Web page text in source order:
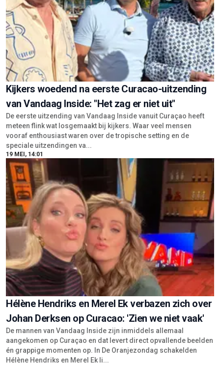
Kijkers woedend na eerste Curacao-uitzending
van Vandaag Inside: "Het zag er niet uit"
De eerste uitzending van Vandaag Inside vanuit Curaçao heeft
meteen flink wat losgemaakt bij kijkers. Waar veel mensen
vooraf enthousiast waren over de tropische setting en de
speciale uitzendingen va...
19 MEI, 14:01
Hélène Hendriks en Merel Ek verbazen zich over
Johan Derksen op Curacao: 'Zien we niet vaak'
De mannen van Vandaag Inside zijn inmiddels allemaal
aangekomen op Curaçao en dat levert direct opvallende beelden
én grappige momenten op. In De Oranjezondag schakelden
Hélène Hendriks en Merel Ek li...